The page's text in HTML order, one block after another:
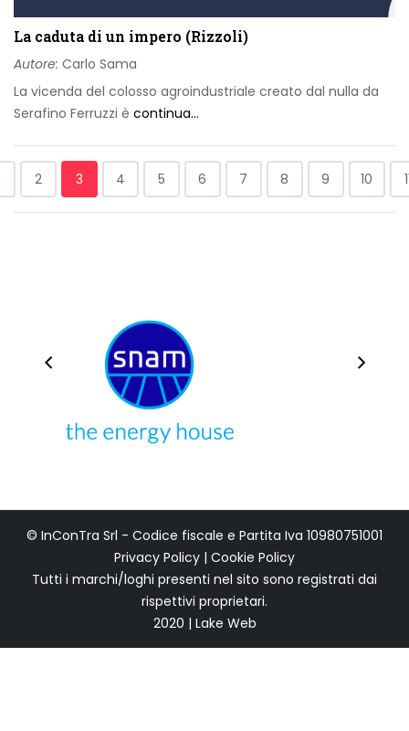
La caduta di un impero (Rizzoli)
Autore: Carlo Sama
La vicenda del colosso agroindustriale creato dal nulla da
Serafino Ferruzzi è continua...
2 3 4 5 6 7 8 9 10
© InConTra Srl - Codice fiscale e Partita Iva 10980751001
Privacy Policy | Cookie Policy
Tutti i marchi/loghi presenti nel sito sono registrati dai
rispettivi proprietari.
2020 | Lake Web